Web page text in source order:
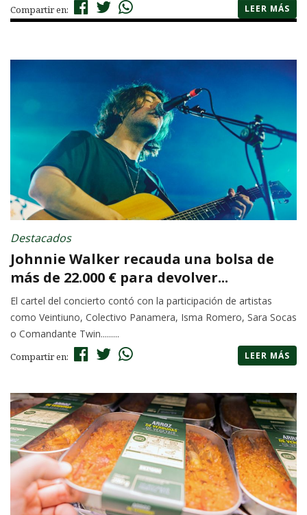
Compartir en: LEER MÁS
Destacados
Johnnie Walker recauda una bolsa de
más de 22.000 € para devolver...
El cartel del concierto contó con la participación de artistas
como Veintiuno, Colectivo Panamera, Isma Romero, Sara Socas
o Comandante Twin.........
Compartir en: LEER MÁS